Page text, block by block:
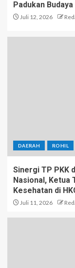
Padukan
Juli 12, 2026
DAERAH ROHIL
Sinergi TP PKK
Nasional, Ketua
Kesehatan di
Juli 11, 2026